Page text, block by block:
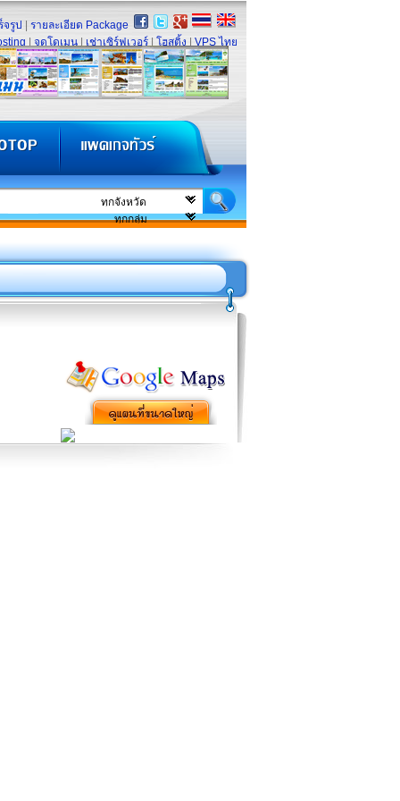
จรูป
รายละเอียด Package
จดโดเมน เช่าเซิร์ฟเวอร์ โฮสติ้ง VPS ไทย